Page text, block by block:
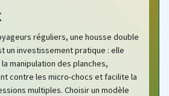
réguliers, une housse double
un investissement pratique : elle
manipulation des planches,
contre les micro-chocs et facilite la
multiples. Choisir un modèle